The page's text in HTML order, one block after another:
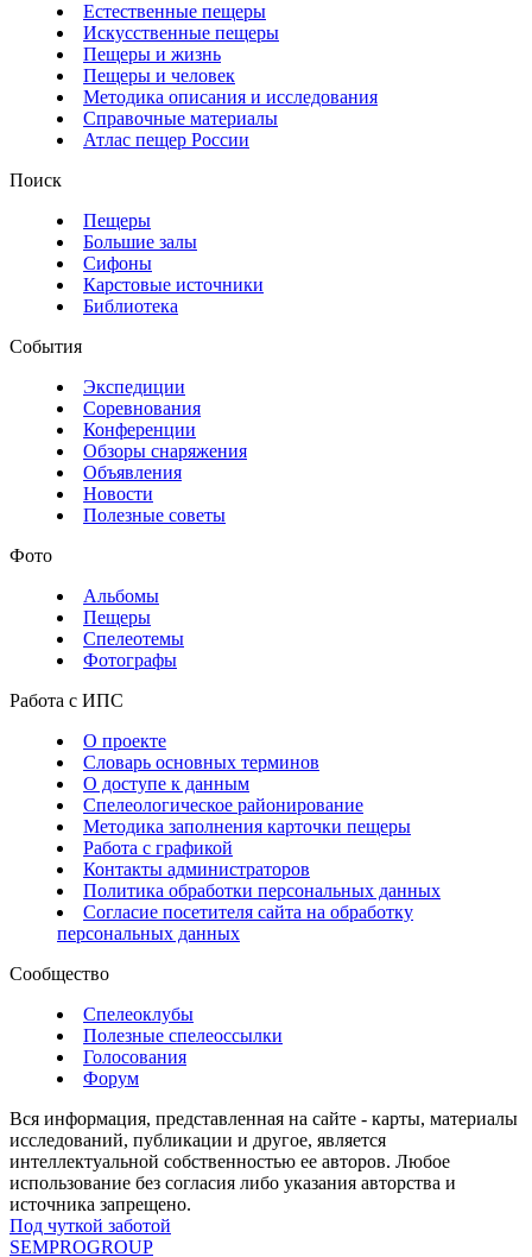
Естественные пещеры
Искусственные пещеры
Пещеры и жизнь
Пещеры и человек
Методика описания и исследования
Справочные материалы
Атлас пещер России
Поиск
Пещеры
Большие залы
Сифоны
Карстовые источники
Библиотека
События
Экспедиции
Соревнования
Конференции
Обзоры снаряжения
Объявления
Новости
Полезные советы
Фото
Альбомы
Пещеры
Спелеотемы
Фотографы
Работа с ИПС
О проекте
Словарь основных терминов
О доступе к данным
Спелеологическое районирование
Методика заполнения карточки пещеры
Работа с графикой
Контакты администраторов
Политика обработки персональных данных
Согласие посетителя сайта на обработку
персональных данных
Сообщество
Спелеоклубы
Полезные спелеоссылки
Голосования
Форум
Вся информация, представленная на сайте - карты, материалы
исследований, публикации и другое, является
интеллектуальной собственностью ее авторов. Любое
использование без согласия либо указания авторства и
источника запрещено.
Под чуткой заботой
SEMPROGROUP